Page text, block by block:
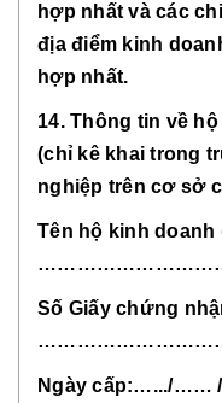
hợp nhất và các
địa điểm kinh
hợp nhất.
14. Thông tin về
(chỉ kê khai trong
nghiệp trên cơ sở
Tên hộ kinh
Số Giấy chứng
Ngày cấp:….../……